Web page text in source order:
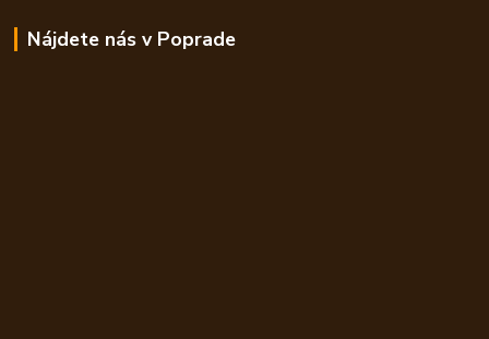
Nájdete nás v Poprade